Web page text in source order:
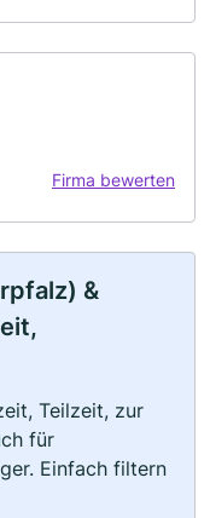
Firma bewerten
&
Teilzeit, zur
für
Einfach filtern